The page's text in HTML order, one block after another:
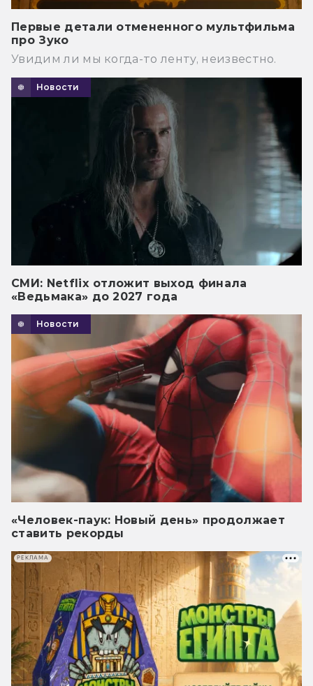
Первые детали отмененного мультфильма
про Зуко
Увидим ли мы когда-то ленту, неизвестно.
Новости
СМИ: Netflix отложит выход финала
«Ведьмака» до 2027 года
Новости
«Человек-паук: Новый день» продолжает
ставить рекорды
РЕКЛАМА